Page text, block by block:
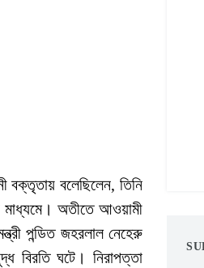
বক্তৃতায় বলেছিলেন, তিনি
মাধ্যমে। অতীতে আওয়ামী
পন্ডিত জহরলাল নেহেরু
বিরতি ঘটে। নিরাপত্তা